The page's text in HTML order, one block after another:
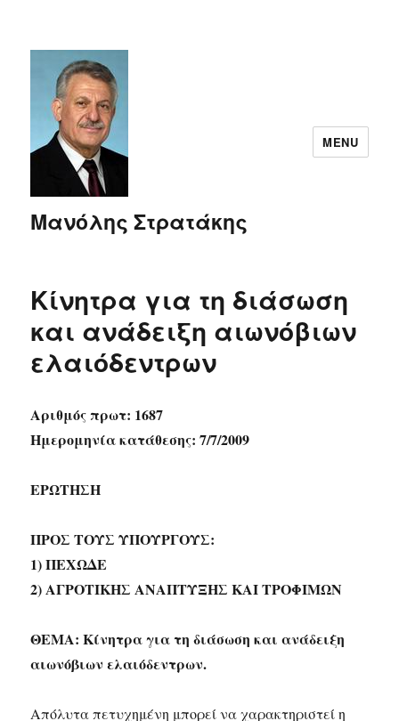
Μανόλης Στρατάκης
MENU
Κίνητρα για τη διάσωση
και ανάδειξη αιωνόβιων
ελαιόδεντρων
Αριθμός πρωτ: 1687
Ημερομηνία κατάθεσης: 7/7/2009
ΕΡΩΤΗΣΗ
ΠΡΟΣ ΤΟΥΣ ΥΠΟΥΡΓΟΥΣ:
1) ΠΕΧΩΔΕ
2) ΑΓΡΟΤΙΚΗΣ ΑΝΑΠΤΥΞΗΣ ΚΑΙ ΤΡΟΦΙΜΩΝ
ΘΕΜΑ: Κίνητρα για τη διάσωση και ανάδειξη
αιωνόβιων ελαιόδεντρων.
Απόλυτα πετυχημένη μπορεί να χαρακτηριστεί η